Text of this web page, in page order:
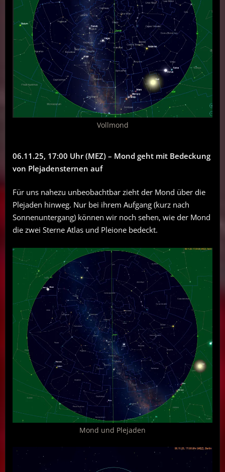
Vollmond
06.11.25, 17:00 Uhr (MEZ) – Mond geht mit Bedeckung
von Plejadensternen auf
Für uns nahezu unbeobachtbar zieht der Mond über die
Plejaden hinweg. Nur bei ihrem Aufgang (kurz nach
Sonnenuntergang) können wir noch sehen, wie der Mond
die zwei Sterne Atlas und Pleione bedeckt.
Mond und Plejaden